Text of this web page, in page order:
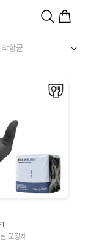
항균
포장재